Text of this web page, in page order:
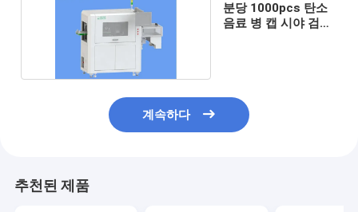
분당 1000pcs 탄소
음료 병 캡 시야 검사
계속하다
추천된 제품